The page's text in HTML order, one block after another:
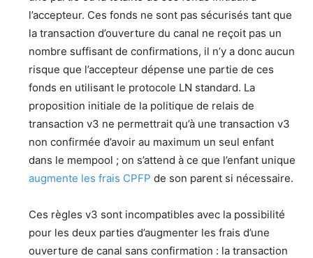
l’accepteur. Ces fonds ne sont pas sécurisés tant que
la transaction d’ouverture du canal ne reçoit pas un
nombre suffisant de confirmations, il n’y a donc aucun
risque que l’accepteur dépense une partie de ces
fonds en utilisant le protocole LN standard. La
proposition initiale de la politique de relais de
transaction v3 ne permettrait qu’à une transaction v3
non confirmée d’avoir au maximum un seul enfant
dans le mempool ; on s’attend à ce que l’enfant unique
augmente les frais CPFP de son parent si nécessaire.
Ces règles v3 sont incompatibles avec la possibilité
pour les deux parties d’augmenter les frais d’une
ouverture de canal sans confirmation : la transaction